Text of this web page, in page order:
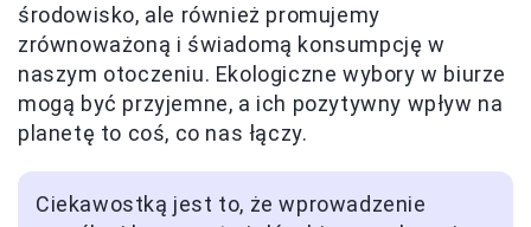
środowisko, ale również promujemy
zrównoważoną i świadomą konsumpcję w
naszym otoczeniu. Ekologiczne wybory w biurze
mogą być przyjemne, a ich pozytywny wpływ na
planetę to coś, co nas łączy.
Ciekawostką jest to, że wprowadzenie